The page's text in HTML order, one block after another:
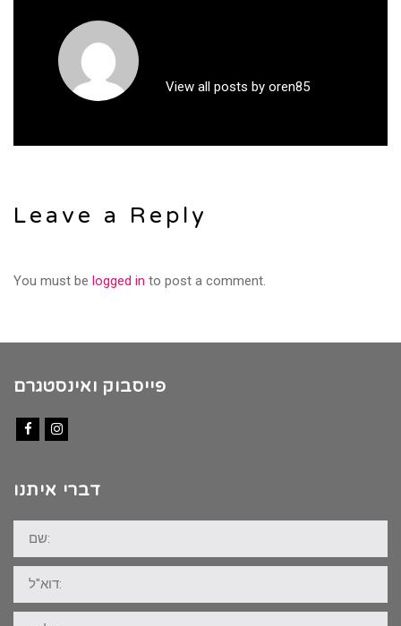
View all posts by oren85
Leave a Reply
You must be logged in to post a comment.
פייסבוק ואינסטגרם
דברי איתנו
שם:
דוא"ל:
טלפון: